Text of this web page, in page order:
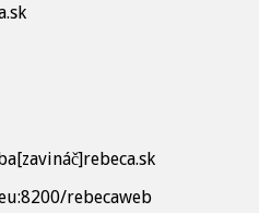
rebecaweb